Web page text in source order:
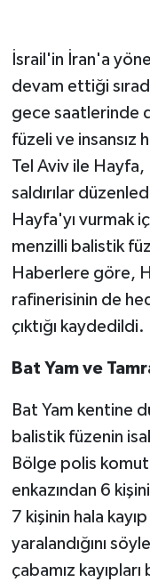
İsrail'in İran'a
devam ettiği
gece saatlerinde
füzeli ve insansız
Tel Aviv ile
saldırılar
Hayfa'yı vurmak
menzilli balistik
Haberlere göre,
rafinerisinin de
çıktığı kaydedildi.
Bat Yam ve
Bat Yam kentine
balistik füzenin
Bölge polis
enkazından 6
7 kişinin hala
yaralandığını
çabamız